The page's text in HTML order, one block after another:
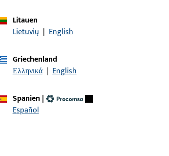
LI25/LA60 Drückerstift,
LI25/LA65 Drückerstift,
Litauen
Lietuvių | English
Griechenland
Ελληνικά | English
Spanien |
Español